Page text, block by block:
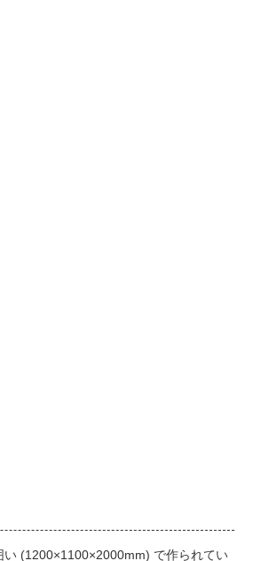
(1200×1100×2000mm) で作られてい